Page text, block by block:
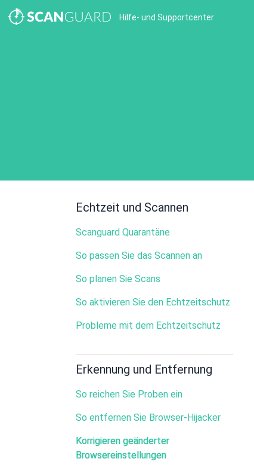
Hilfe- und Supportcenter
Echtzeit und Scannen
Scanguard Quarantäne
So passen Sie das Scannen an
So planen Sie Scans
So aktivieren Sie den Echtzeitschutz
Probleme mit dem Echtzeitschutz
Erkennung und Entfernung
So reichen Sie Proben ein
So entfernen Sie Browser-Hijacker
Korrigieren geänderter
Browsereinstellungen